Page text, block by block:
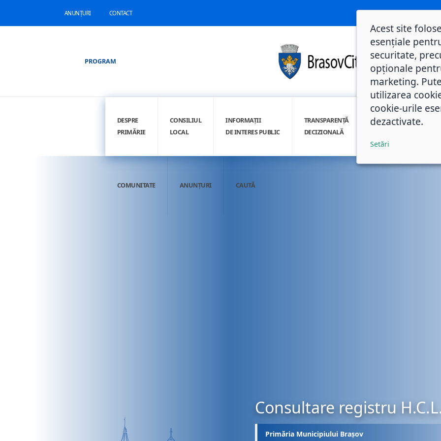
ANUNȚURI CONTACT
PROGRAM
DESPRE
PRIMĂRIE
CONSILIUL
LOCAL
INFORMAȚII
DE INTERES PUBLIC
TRANSPARENȚĂ
DECIZIONALĂ
INTEGRITATE
COMUNITATE ANUNȚURI CAUTĂ
Consultare registru
Primăria Municipiului Brașov
Acest site
esențiale
securitate,
opționale
marketing.
utilizarea
cookie-urile
dezactivate.
Setări